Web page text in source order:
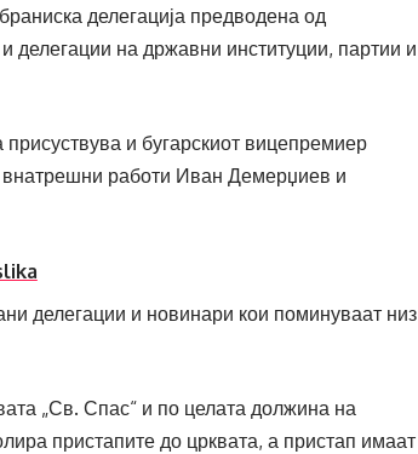
делегација предводена од
делегации на државни институции, партии и
и бугарскиот вицепремиер
внатрешни работи Иван Демерџиев и
делегации и новинари кои поминуваат низ
„Св. Спас“ и по целата должина на
пристапите до црквата, а пристап имаат